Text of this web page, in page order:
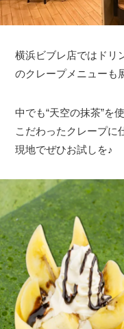
横浜ビブレ店ではドリ
のクレープメニューも
中でも“天空の抹茶”を
こだわったクレープに
現地でぜひお試しを♪